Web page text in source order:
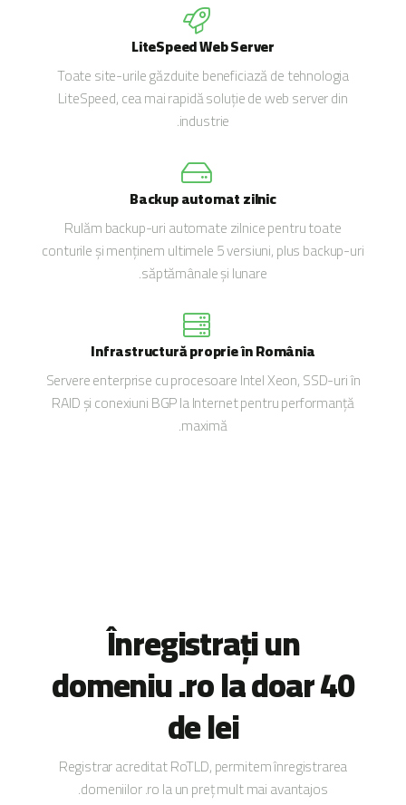
LiteSpeed Web Server
Toate site-urile găzduite beneficiază de tehnologia
LiteSpeed, cea mai rapidă soluție de web server din
industrie.
Backup automat zilnic
Rulăm backup-uri automate zilnice pentru toate
conturile și menținem ultimele 5 versiuni, plus backup-uri
săptămânale și lunare.
Infrastructură proprie în România
Servere enterprise cu procesoare Intel Xeon, SSD-uri în
RAID și conexiuni BGP la Internet pentru performanță
maximă.
Înregistrați un
domeniu .ro la doar 40
de lei
Registrar acreditat RoTLD, permitem înregistrarea
domeniilor .ro la un preț mult mai avantajos.